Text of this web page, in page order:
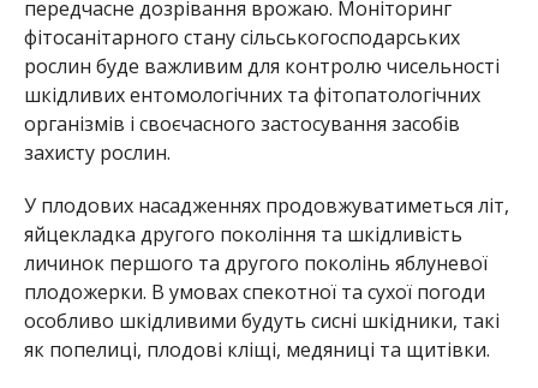
передчасне дозрівання врожаю. Моніторинг
фітосанітарного стану сільськогосподарських
рослин буде важливим для контролю чисельності
шкідливих ентомологічних та фітопатологічних
організмів і своєчасного застосування засобів
захисту рослин.
У плодових насадженнях продовжуватиметься літ,
яйцекладка другого покоління та шкідливість
личинок першого та другого поколінь яблуневої
плодожерки. В умовах спекотної та сухої погоди
особливо шкідливими будуть сисні шкідники, такі
як попелиці, плодові кліщі, медяниці та щитівки.